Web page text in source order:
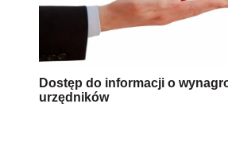
Dostęp do informacji o
urzędników